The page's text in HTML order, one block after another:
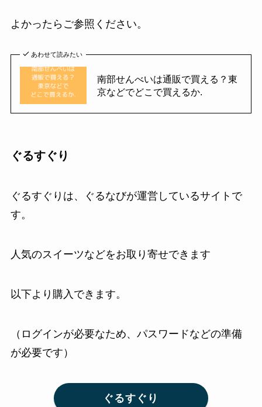
よかったらご参照ください。
あわせて読みたい
南部せんべいは通販で買える？東
京などでどこで買えるか.
ぐるすぐり
ぐるすぐりは、ぐるなびが運営しているサイトで
す。
人気のスイーツなどをお取り寄せできます
以下より購入できます。
（ログインが必要なため、パスワードなどの準備
が必要です）
ぐるすぐり